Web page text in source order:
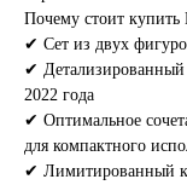
Почему стоит
✔ Сет из двух
✔ Детализированный
2022 года
✔ Оптимальное
для компактного
✔ Лимитированный